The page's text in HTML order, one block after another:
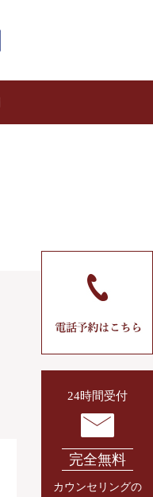
24時間受付
完全無料
カウンセリングの